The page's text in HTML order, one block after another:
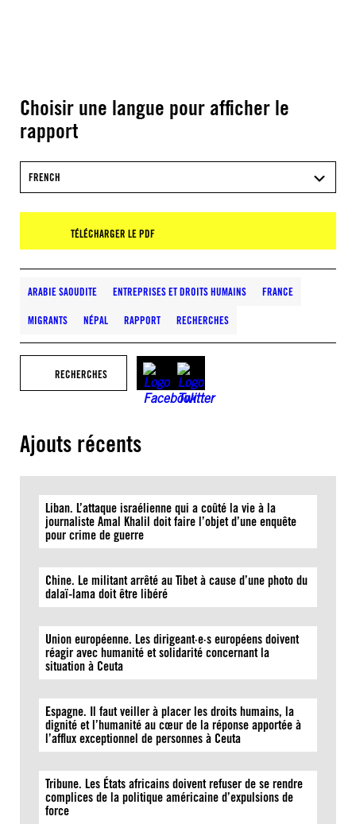
Choisir une langue pour afficher le
rapport
FRENCH
TÉLÉCHARGER LE PDF
ARABIE SAOUDITE ENTREPRISES ET DROITS HUMAINS FRANCE
MIGRANTS NÉPAL RAPPORT RECHERCHES
RECHERCHES
Ajouts récents
Liban. L’attaque israélienne qui a coûté la vie à la
journaliste Amal Khalil doit faire l’objet d’une enquête
pour crime de guerre
Chine. Le militant arrêté au Tibet à cause d’une photo du
dalaï-lama doit être libéré
Union européenne. Les dirigeant·e·s européens doivent
réagir avec humanité et solidarité concernant la
situation à Ceuta
Espagne. Il faut veiller à placer les droits humains, la
dignité et l’humanité au cœur de la réponse apportée à
l’afflux exceptionnel de personnes à Ceuta
Tribune. Les États africains doivent refuser de se rendre
complices de la politique américaine d’expulsions de
force